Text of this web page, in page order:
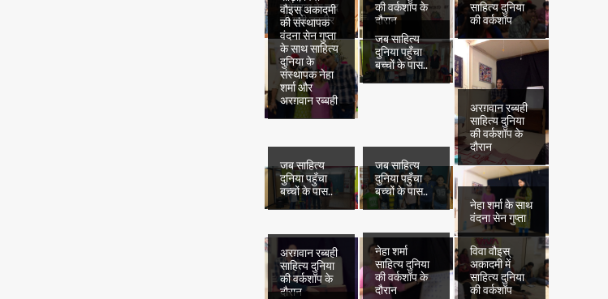
प्रोग्राम के बाद
ली गयी तस्वीर
की वर्कशॉप के
दौरान
साहित्य दुनिया
की वर्कशॉप
वौइस् अकादमी
की संस्थापक
वंदना सेन गुप्ता
के साथ साहित्य
दुनिया के
संस्थापक नेहा
शर्मा और
अरग़वान रब्बही
जब साहित्य
दुनिया पहुँचा
बच्चों के पास..
अरग़वान रब्बही
साहित्य दुनिया
की वर्कशॉप के
दौरान
जब साहित्य
दुनिया पहुँचा
बच्चों के पास..
जब साहित्य
दुनिया पहुँचा
बच्चों के पास..
नेहा शर्मा के साथ
वंदना सेन गुप्ता
अरग़वान रब्बही
साहित्य दुनिया
की वर्कशॉप के
दौरान
नेहा शर्मा
साहित्य दुनिया
की वर्कशॉप के
दौरान
विवा वौइस्
अकादमी में
साहित्य दुनिया
की वर्कशॉप